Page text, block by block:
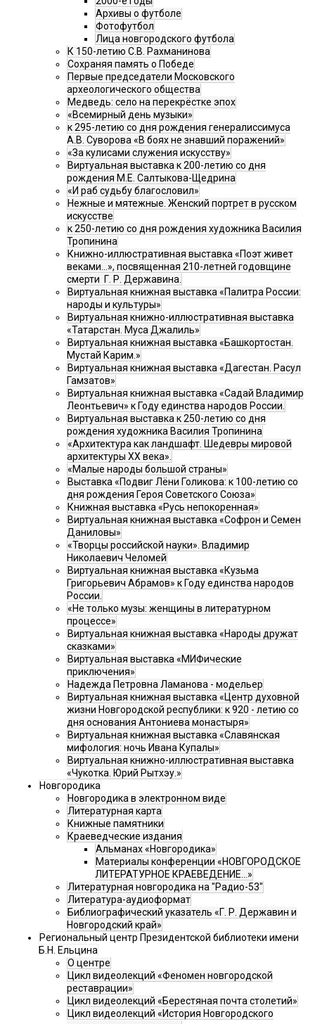
Архивы о футболе
Фотофутбол
Лица новгородского футбола
К 150-летию С.В. Рахманинова
Сохраняя память о Победе
Первые председатели Московского
археологического общества
Медведь: село на перекрёстке эпох
«Всемирный день музыки»
к 295-летию со дня рождения генералиссимуса
А.В. Суворова «В боях не знавший поражений»
«За кулисами служения искусству»
Виртуальная выставка к 200-летию со дня
рождения М.Е. Салтыкова-Щедрина
«И раб судьбу благословил»
Нежные и мятежные. Женский портрет в русском
искусстве
к 250-летию со дня рождения художника Василия
Тропинина
Книжно-иллюстративная выставка «Поэт живет
веками…», посвященная 210-летней годовщине
смерти Г. Р. Державина.
Виртуальная книжная выставка «Палитра России:
народы и культуры»
Виртуальная книжно-иллюстративная выставка
«Татарстан. Муса Джалиль»
Виртуальная книжная выставка «Башкортостан.
Мустай Карим.»
Виртуальная книжная выставка «Дагестан. Расул
Гамзатов»
Виртуальная книжная выставка «Садай Владимир
Леонтьевич» к Году единства народов России.
Виртуальная выставка к 250-летию со дня
рождения художника Василия Тропинина
«Архитектура как ландшафт. Шедевры мировой
архитектуры XX века».
«Малые народы большой страны»
Выставка «Подвиг Лёни Голикова: к 100-летию со
дня рождения Героя Советского Союза»
Книжная выставка «Русь непокоренная»
Виртуальная книжная выставка «Софрон и Семен
Даниловы»
«Творцы российской науки». Владимир
Николаевич Челомей
Виртуальная книжная выставка «Кузьма
Григорьевич Абрамов» к Году единства народов
России.
«Не только музы: женщины в литературном
процессе»
Виртуальная книжная выставка «Народы дружат
сказками»
Виртуальная выставка «МИФические
приключения»
Надежда Петровна Ламанова - модельер
Виртуальная книжная выставка «Центр духовной
жизни Новгородской республики: к 920 - летию со
дня основания Антониева монастыря»
Виртуальная книжная выставка «Славянская
мифология: ночь Ивана Купалы»
Виртуальная книжно-иллюстративная выставка
«Чукотка. Юрий Рытхэу.»
Новгородика
Новгородика в электронном виде
Литературная карта
Книжные памятники
Краеведческие издания
Альманах «Новгородика»
Материалы конференции «НОВГОРОДСКОЕ
ЛИТЕРАТУРНОЕ КРАЕВЕДЕНИЕ...»
Литературная новгородика на "Радио-53"
Литература-аудиоформат
Библиографический указатель «Г. Р. Державин и
Новгородский край»
Региональный центр Президентской библиотеки имени
Б.Н. Ельцина
О центре
Цикл видеолекций «Феномен новгородской
реставрации»
Цикл видеолекций «Берестяная почта столетий»
Цикл видеолекций «История Новгородского